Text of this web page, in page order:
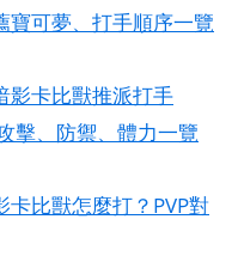
寶可夢、打手順序一覽
影卡比獸推派打手
擊、防禦、體力一覽
卡比獸怎麼打？PVP對